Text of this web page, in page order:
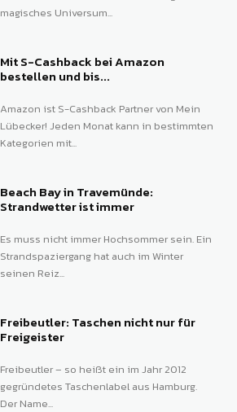
magisches Universum...
Mit S-Cashback bei Amazon
bestellen und bis...
Amazon ist S-Cashback Partner von Mein
Lübecker! Jeden Monat kann in bestimmten
Kategorien mit...
Beach Bay in Travemünde:
Strandwetter ist immer
Es muss nicht immer Hochsommer sein. Ein
Strandspaziergang hat auch im Winter
seinen Reiz...
Freibeutler: Taschen nicht nur für
Freigeister
Freibeutler – so heißt ein im Jahr 2012
gegründetes Taschenlabel aus Hamburg.
Der Name...